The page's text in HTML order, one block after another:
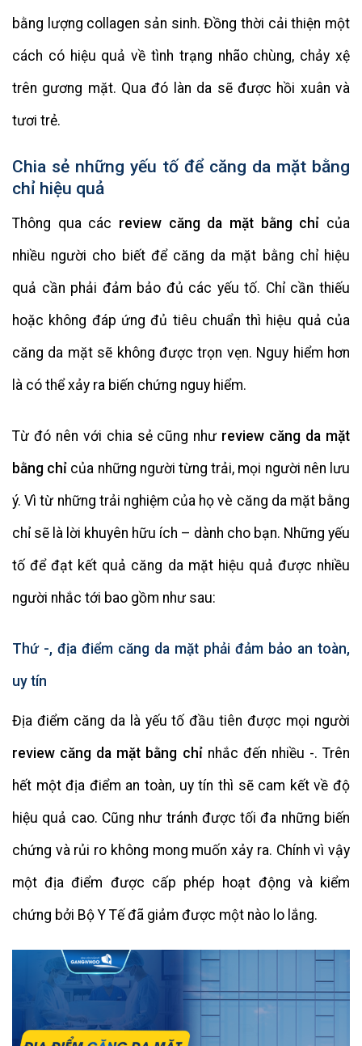
bằng lượng collagen sản sinh. Đồng thời cải thiện một
cách có hiệu quả về tình trạng nhão chùng, chảy xệ
trên gương mặt. Qua đó làn da sẽ được hồi xuân và
tươi trẻ.
Chia sẻ những yếu tố để căng da mặt bằng
chỉ hiệu quả
Thông qua các review căng da mặt bằng chỉ của
nhiều người cho biết để căng da mặt bằng chỉ hiệu
quả cần phải đảm bảo đủ các yếu tố. Chỉ cần thiếu
hoặc không đáp ứng đủ tiêu chuẩn thì hiệu quả của
căng da mặt sẽ không được trọn vẹn. Nguy hiểm hơn
là có thể xảy ra biến chứng nguy hiểm.
Từ đó nên với chia sẻ cũng như review căng da mặt
bằng chỉ của những người từng trải, mọi người nên lưu
ý. Vì từ những trải nghiệm của họ vè căng da mặt bằng
chỉ sẽ là lời khuyên hữu ích – dành cho bạn. Những yếu
tố để đạt kết quả căng da mặt hiệu quả được nhiều
người nhắc tới bao gồm như sau:
Thứ -, địa điểm căng da mặt phải đảm bảo an toàn,
uy tín
Địa điểm căng da là yếu tố đầu tiên được mọi người
review căng da mặt bằng chỉnhắc đến nhiều -. Trên
hết một địa điểm an toàn, uy tín thì sẽ cam kết về độ
hiệu quả cao. Cũng như tránh được tối đa những biến
chứng và rủi ro không mong muốn xảy ra. Chính vì vậy
một địa điểm được cấp phép hoạt động và kiểm
chứng bởi Bộ Y Tế đã giảm được một nào lo lắng.